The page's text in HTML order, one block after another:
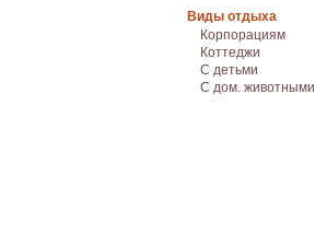
Виды отдыха
Корпорациям
Коттеджи
С детьми
С дом. животными